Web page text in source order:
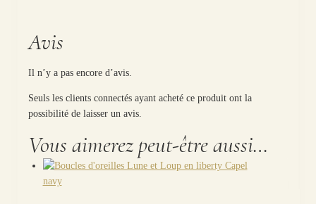
Avis
Il n’y a pas encore d’avis.
Seuls les clients connectés ayant acheté ce produit ont la
possibilité de laisser un avis.
Vous aimerez peut-être aussi…